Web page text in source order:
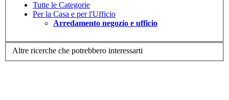
Tutte le Categorie
Per la Casa e per l'Ufficio
Arredamento negozio e ufficio
Altre ricerche che potrebbero interessarti